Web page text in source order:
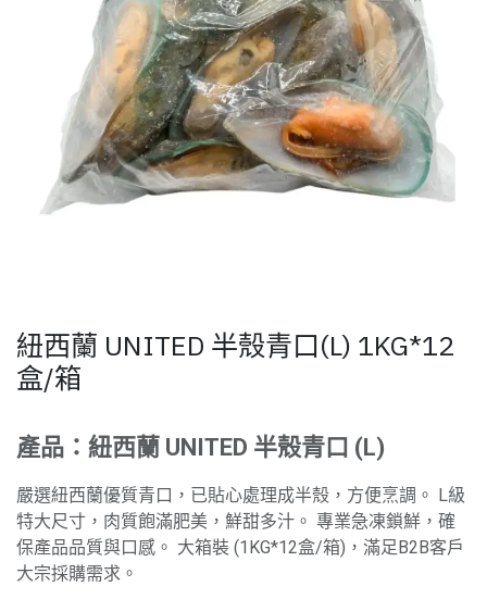
紐西蘭 UNITED 半殼青口(L) 1KG*12
盒/箱
產品：紐西蘭 UNITED 半殼青口 (L)
嚴選紐西蘭優質青口，已貼心處理成半殼，方便烹調。 L級
特大尺寸，肉質飽滿肥美，鮮甜多汁。 專業急凍鎖鮮，確
保產品品質與口感。 大箱裝 (1KG*12盒/箱)，滿足B2B客戶
大宗採購需求。